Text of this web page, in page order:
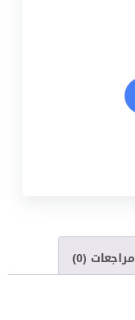
مراجعات (0)